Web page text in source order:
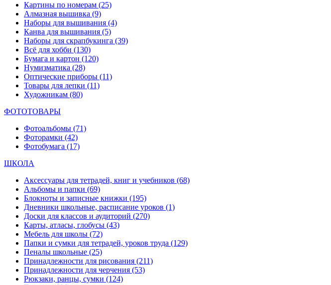
Картины по номерам (25)
Алмазная вышивка (9)
Наборы для вышивания (4)
Канва для вышивания (5)
Наборы для скрапбукинга (39)
Всё для хобби (130)
Бумага и картон (120)
Нумизматика (28)
Оптические приборы (11)
Товары для лепки (11)
Художникам (80)
ФОТОТОВАРЫ
Фотоальбомы (71)
Фоторамки (42)
Фотобумага (17)
ШКОЛА
Аксессуары для тетрадей, книг и учебников (68)
Альбомы и папки (69)
Блокноты и записные книжки (195)
Дневники школьные, расписание уроков (1)
Доски для классов и аудиторий (270)
Карты, атласы, глобусы (43)
Мебель для школы (72)
Папки и сумки для тетрадей, уроков труда (129)
Пеналы школьные (25)
Принадлежности для рисования (211)
Принадлежности для черчения (53)
Рюкзаки, ранцы, сумки (124)